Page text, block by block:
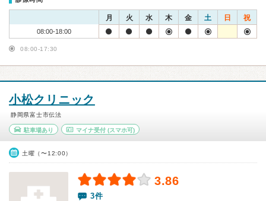
月 火 水 木 金 土 日 祝
08:00-18:00
08:00-17:30
小松クリニック
静岡県富士市伝法
駐車場あり マイナ受付(スマホ可)
土曜（〜12:00）
3.86
3件